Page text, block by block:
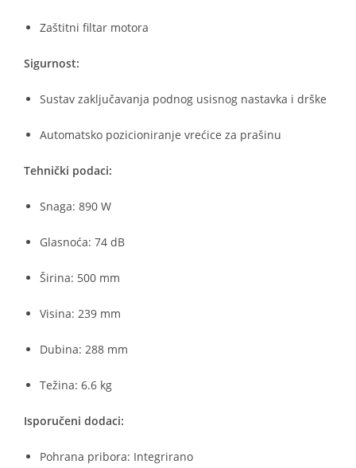
Zaštitni filtar motora
Sigurnost:
Sustav zaključavanja podnog usisnog nastavka i drške
Automatsko pozicioniranje vrećice za prašinu
Tehnički podaci:
Snaga: 890 W
Glasnoća: 74 dB
Širina: 500 mm
Visina: 239 mm
Dubina: 288 mm
Težina: 6.6 kg
Isporučeni dodaci:
Pohrana pribora: Integrirano